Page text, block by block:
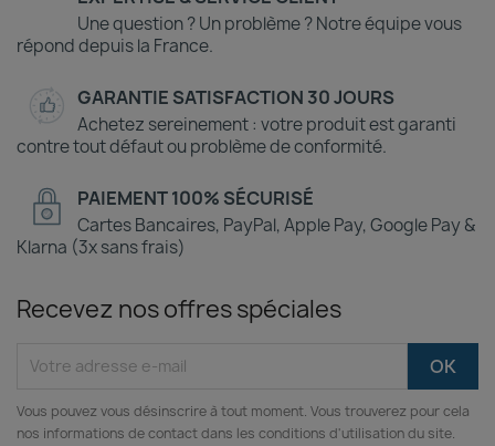
Une question ? Un problème ? Notre équipe vous
répond depuis la France.
GARANTIE SATISFACTION 30 JOURS
Achetez sereinement : votre produit est garanti
contre tout défaut ou problème de conformité.
PAIEMENT 100% SÉCURISÉ
Cartes Bancaires, PayPal, Apple Pay, Google Pay &
Klarna (3x sans frais)
Recevez nos offres spéciales
Vous pouvez vous désinscrire à tout moment. Vous trouverez pour cela
nos informations de contact dans les conditions d'utilisation du site.